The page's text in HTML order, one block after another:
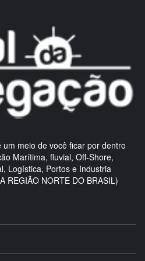
meio de você ficar por dentro
Marítima, fluvial, Off-Shore,
Logística, Portos e Industria
REGIÃO NORTE DO BRASIL)